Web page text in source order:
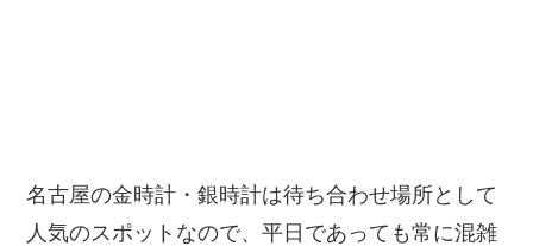
名古屋の金時計・銀時計は待ち合わせ場所として
人気のスポットなので、平日であっても常に混雑